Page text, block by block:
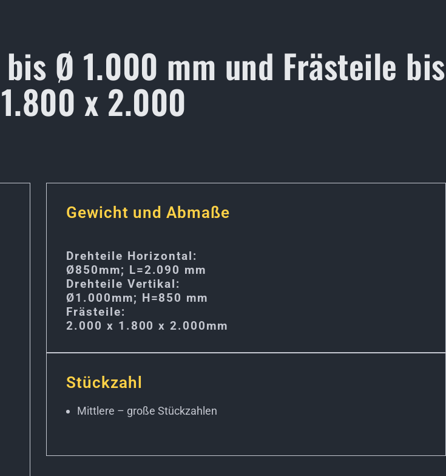
Ø 1.000 mm und Frästeile bis
x 2.000
Gewicht und Abmaße
Drehteile Horizontal:
Ø850mm; L=2.090 mm
Drehteile Vertikal:
Ø1.000mm; H=850 mm
Frästeile:
2.000 x 1.800 x 2.000mm
Stückzahl
Mittlere – große Stückzahlen